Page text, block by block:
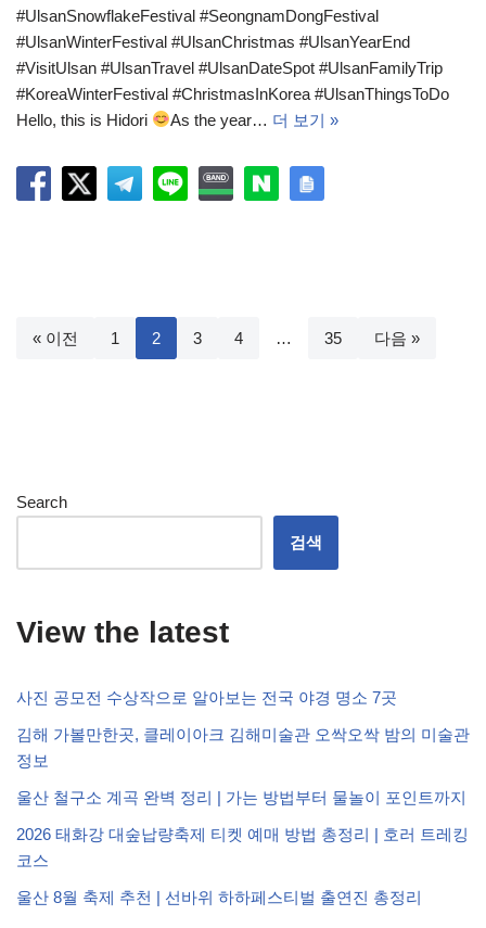
#UlsanSnowflakeFestival #SeongnamDongFestival
#UlsanWinterFestival #UlsanChristmas #UlsanYearEnd
#VisitUlsan #UlsanTravel #UlsanDateSpot #UlsanFamilyTrip
#KoreaWinterFestival #ChristmasInKorea #UlsanThingsToDo
Hello, this is Hidori
As the year… 더 보기 »
« 이전 1 2 3 4 … 35 다음 »
Search
검색
View the latest
사진 공모전 수상작으로 알아보는 전국 야경 명소 7곳
김해 가볼만한곳, 클레이아크 김해미술관 오싹오싹 밤의 미술관
정보
울산 철구소 계곡 완벽 정리 | 가는 방법부터 물놀이 포인트까지
2026 태화강 대숲납량축제 티켓 예매 방법 총정리 | 호러 트레킹
코스
울산 8월 축제 추천 | 선바위 하하페스티벌 출연진 총정리